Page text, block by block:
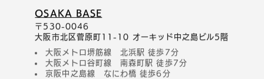
OSAKA BASE
〒530-0046
大阪市北区菅原町11-10 オーキッド中之島ビル5階
大阪メトロ堺筋線 北浜駅 徒歩7分
大阪メトロ谷町線 南森町駅 徒歩7分
京阪中之島線 なにわ橋 徒歩6分